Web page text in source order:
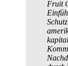
Fruit